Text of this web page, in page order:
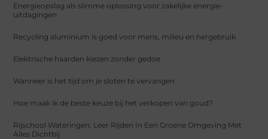
Energieopslag als slimme oplossing voor zakelijke energie-
uitdagingen
Recycling aluminium is goed voor mens, milieu en hergebruik
Elektrische haarden kiezen zonder gedoe
Wanneer is het tijd om je sloten te vervangen
Hoe maak ik de beste keuze bij het verkopen van goud?
Rijschool Wateringen: Leer Rijden In Een Groene Omgeving Met
Alles Dichtbij